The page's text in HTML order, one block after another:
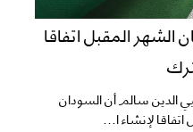
الشهر المقبل اتفاقا
الدين سالم أن السودان
لإنشاء ا...